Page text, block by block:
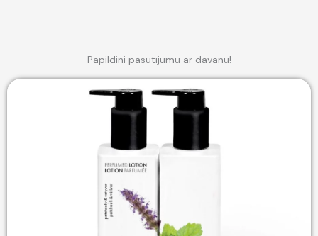
Papildini pasūtījumu ar dāvanu!